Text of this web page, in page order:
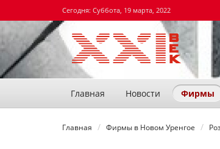
Сегодня: Суббота, 19 марта, 2022
Главная Новости Фирмы
Главная Фирмы в Новом Уренгое